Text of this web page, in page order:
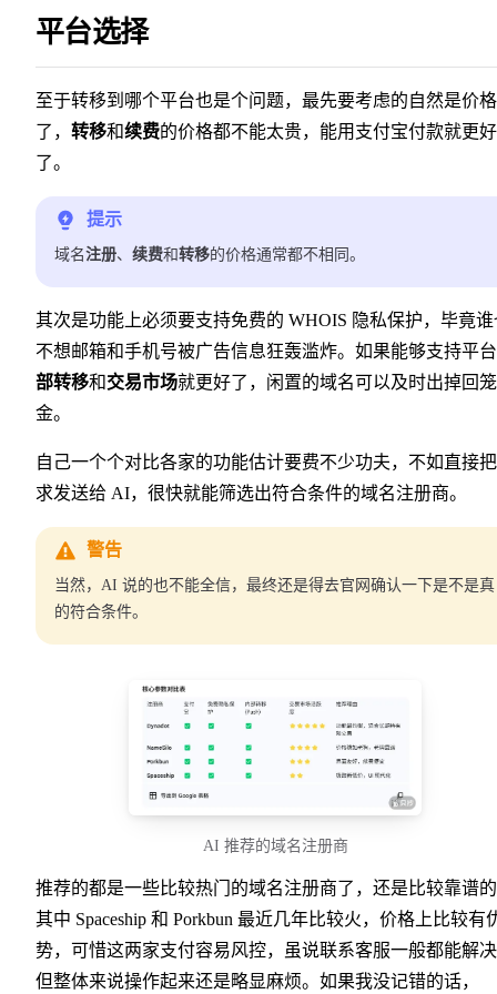
平台选择
至于转移到哪个平台也是个问题，最先要考虑的自然是价格
了， 转移和续费的价格都不能太贵，能用支付宝付款就更好
了。
提示
域名注册、 续费和转移的价格通常都不相同。
其次是功能上必须要支持免费的 WHOIS 隐私保护，毕竟谁
不想邮箱和手机号被广告信息狂轰滥炸。如果能够支持平台
部转移和交易市场就更好了，闲置的域名可以及时出掉回
金。
自己一个个对比各家的功能估计要费不少功夫，不如直接
求发送给 AI，很快就能筛选出符合条件的域名注册商。
警告
当然，AI 说的也不能全信，最终还是得去官网确认一下是不是真
的符合条件。
AI 推荐的域名注册商
推荐的都是一些比较热门的域名注册商了，还是比较靠谱
其中 Spaceship 和 Porkbun 最近几年比较火，价格上比较有
势，可惜这两家支付容易风控，虽说联系客服一般都能解
但整体来说操作起来还是略显麻烦。如果我没记错的话，